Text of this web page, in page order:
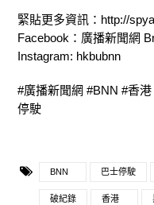
緊貼更多資訊：http://
Facebook：廣播新聞網
Instagram: hkbubnn
#廣播新聞網 #BNN #香
停駛
BNN 巴士停駛
破紀錄 香港